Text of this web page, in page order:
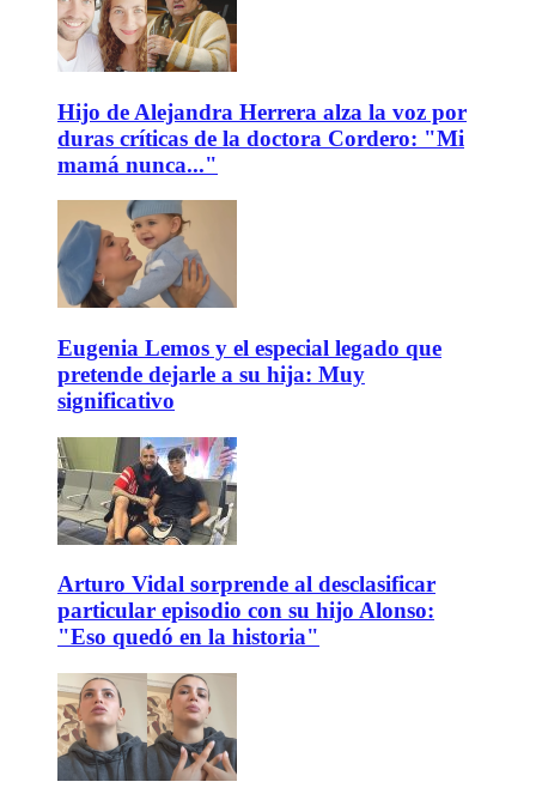
Hijo de Alejandra Herrera alza la voz por
duras críticas de la doctora Cordero: "Mi
mamá nunca..."
Eugenia Lemos y el especial legado que
pretende dejarle a su hija: Muy
significativo
Arturo Vidal sorprende al desclasificar
particular episodio con su hijo Alonso:
"Eso quedó en la historia"